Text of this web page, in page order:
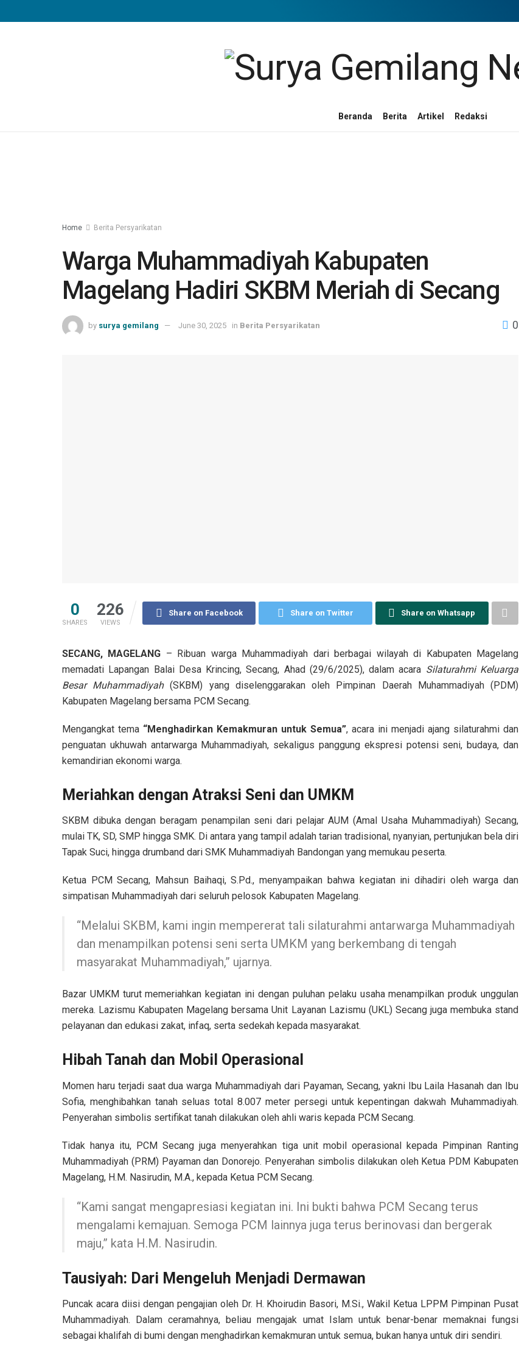
Beranda Berita Artikel Redaksi
Home Berita Persyarikatan
Warga Muhammadiyah Kabupaten
Magelang Hadiri SKBM Meriah di Secang
by surya gemilang June 30, 2025 in Berita Persyarikatan 0
0
SHARES
226
VIEWS
Share on Facebook Share on Twitter Share on Whatsapp
SECANG, MAGELANG – Ribuan warga Muhammadiyah dari berbagai wilayah di Kabupaten Magelang
memadati Lapangan Balai Desa Krincing, Secang, Ahad (29/6/2025), dalam acara Silaturahmi Keluarga
Besar Muhammadiyah(SKBM) yang diselenggarakan oleh Pimpinan Daerah Muhammadiyah (PDM)
Kabupaten Magelang bersama PCM Secang.
Mengangkat tema “Menghadirkan Kemakmuran untuk Semua”, acara ini menjadi ajang silaturahmi dan
penguatan ukhuwah antarwarga Muhammadiyah, sekaligus panggung ekspresi potensi seni, budaya, dan
kemandirian ekonomi warga.
Meriahkan dengan Atraksi Seni dan UMKM
SKBM dibuka dengan beragam penampilan seni dari pelajar AUM (Amal Usaha Muhammadiyah) Secang,
mulai TK, SD, SMP hingga SMK. Di antara yang tampil adalah tarian tradisional, nyanyian, pertunjukan bela diri
Tapak Suci, hingga drumband dari SMK Muhammadiyah Bandongan yang memukau peserta.
Ketua PCM Secang, Mahsun Baihaqi, S.Pd., menyampaikan bahwa kegiatan ini dihadiri oleh warga dan
simpatisan Muhammadiyah dari seluruh pelosok Kabupaten Magelang.
“Melalui SKBM, kami ingin mempererat tali silaturahmi antarwarga Muhammadiyah
dan menampilkan potensi seni serta UMKM yang berkembang di tengah
masyarakat Muhammadiyah,” ujarnya.
Bazar UMKM turut memeriahkan kegiatan ini dengan puluhan pelaku usaha menampilkan produk unggulan
mereka. Lazismu Kabupaten Magelang bersama Unit Layanan Lazismu (UKL) Secang juga membuka stand
pelayanan dan edukasi zakat, infaq, serta sedekah kepada masyarakat.
Hibah Tanah dan Mobil Operasional
Momen haru terjadi saat dua warga Muhammadiyah dari Payaman, Secang, yakni Ibu Laila Hasanah dan Ibu
Sofia, menghibahkan tanah seluas total 8.007 meter persegi untuk kepentingan dakwah Muhammadiyah.
Penyerahan simbolis sertifikat tanah dilakukan oleh ahli waris kepada PCM Secang.
Tidak hanya itu, PCM Secang juga menyerahkan tiga unit mobil operasional kepada Pimpinan Ranting
Muhammadiyah (PRM) Payaman dan Donorejo. Penyerahan simbolis dilakukan oleh Ketua PDM Kabupaten
Magelang, H.M. Nasirudin, M.A., kepada Ketua PCM Secang.
“Kami sangat mengapresiasi kegiatan ini. Ini bukti bahwa PCM Secang terus
mengalami kemajuan. Semoga PCM lainnya juga terus berinovasi dan bergerak
maju,” kata H.M. Nasirudin.
Tausiyah: Dari Mengeluh Menjadi Dermawan
Puncak acara diisi dengan pengajian oleh Dr. H. Khoirudin Basori, M.Si., Wakil Ketua LPPM Pimpinan Pusat
Muhammadiyah. Dalam ceramahnya, beliau mengajak umat Islam untuk benar-benar memaknai fungsi
sebagai khalifah di bumi dengan menghadirkan kemakmuran untuk semua, bukan hanya untuk diri sendiri.